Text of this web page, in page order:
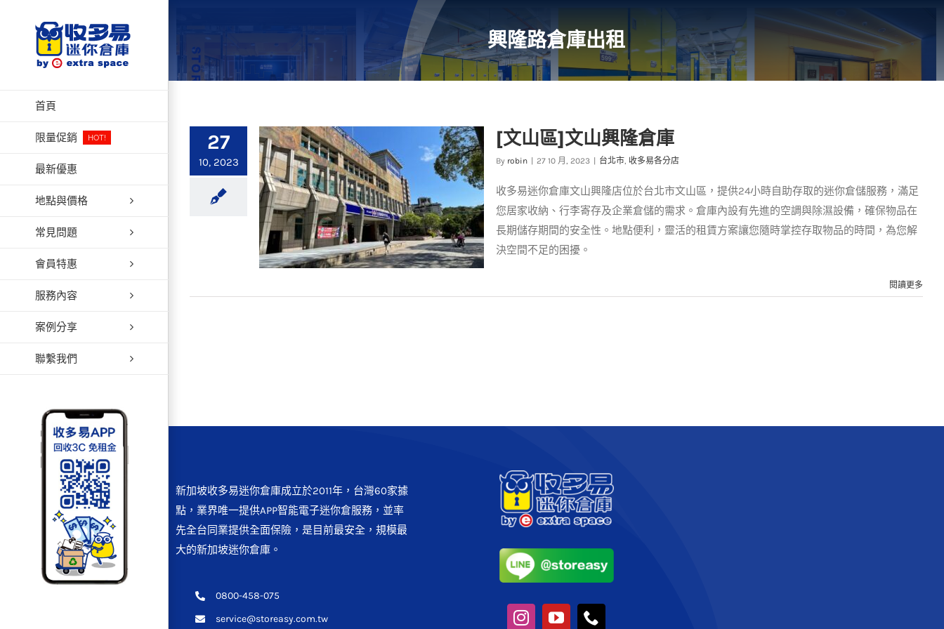
首頁
限量促銷 HOT!
最新優惠
地點與價格
常見問題
會員特惠
服務內容
案例分享
聯繫我們
興隆路倉庫出租
27
10, 2023
[文山區]文山興隆倉庫
By robin 27 10 月, 2023 台北市, 收多易各分店
收多易迷你倉庫文山興隆店位於台北市文山區，提供24小時自助存取的迷你倉儲服務，滿足
您居家收納、行李寄存及企業倉儲的需求。倉庫內設有先進的空調與除濕設備，確保物品在
長期儲存期間的安全性。地點便利，靈活的租賃方案讓您隨時掌控存取物品的時間，為您解
決空間不足的困擾。
閱讀更多
新加坡收多易迷你倉庫成立於2011年，台灣60家據
點，業界唯一提供APP智能電子迷你倉服務，並率
先全台同業提供全面保險，是目前最安全，規模最
大的新加坡迷你倉庫。
0800-458-075
service@storeasy.com.tw